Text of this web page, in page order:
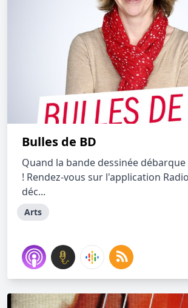
Bulles de BD
Quand la bande dessinée
! Rendez-vous sur l'application
déc...
Arts